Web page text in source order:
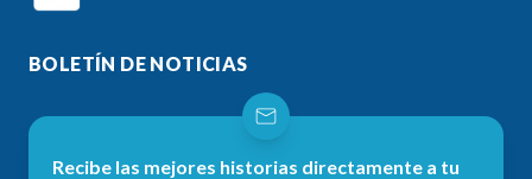
BOLETÍN DE NOTICIAS
Recibe las mejores historias directamente a tu